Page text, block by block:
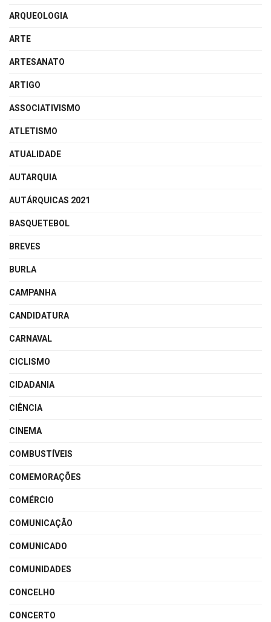
ARQUEOLOGIA
ARTE
ARTESANATO
ARTIGO
ASSOCIATIVISMO
ATLETISMO
ATUALIDADE
AUTARQUIA
AUTÁRQUICAS 2021
BASQUETEBOL
BREVES
BURLA
CAMPANHA
CANDIDATURA
CARNAVAL
CICLISMO
CIDADANIA
CIÊNCIA
CINEMA
COMBUSTÍVEIS
COMEMORAÇÕES
COMÉRCIO
COMUNICAÇÃO
COMUNICADO
COMUNIDADES
CONCELHO
CONCERTO